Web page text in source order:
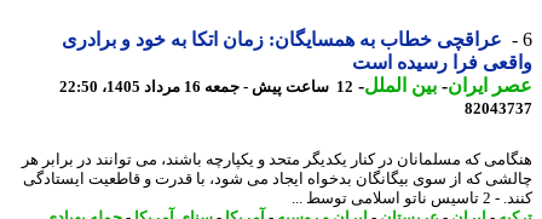
عراقچی خطاب به همسایگان: زمان اتکا به خود و برادری
فرا رسیده است
ایران- بین الملل-12 ساعت پیش - جمعه 16 مرداد 1405، 22:50
که مسلمانان در کنار یکدیگر متحد و یکپارچه باشند، می توانند در برابر هر
که از سوی بیگانگان بدخواه ایجاد می شود، با قدرت و قاطعیت ایستادگی
اسلامی توسط ...